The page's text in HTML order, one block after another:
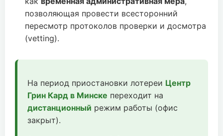
позволяющая провести всесторонний
пересмотр протоколов проверки и досмотра
(vetting).
На период приостановки лотереи Центр
Грин Кард в Минске переходит на
дистанционный режим работы (офис
закрыт).